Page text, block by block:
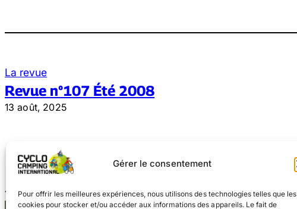
Gérer le consentement
Pour offrir les meilleures expériences, nous utilisons des technologies telles que les
cookies pour stocker et/ou accéder aux informations des appareils. Le fait de
La revue
Revue n°107 Été 2008
13 août, 2025
1 2